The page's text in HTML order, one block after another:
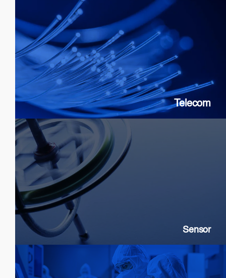
Telecom
Telecom
SOAs: 10G & 25G
DFB
FP Lasers
PICs
Sensor
Sensor
SLDs: Gyroscopes, Current, Strain
SOAs: High extinction ratio
DFB: Gas & Chemical sensing